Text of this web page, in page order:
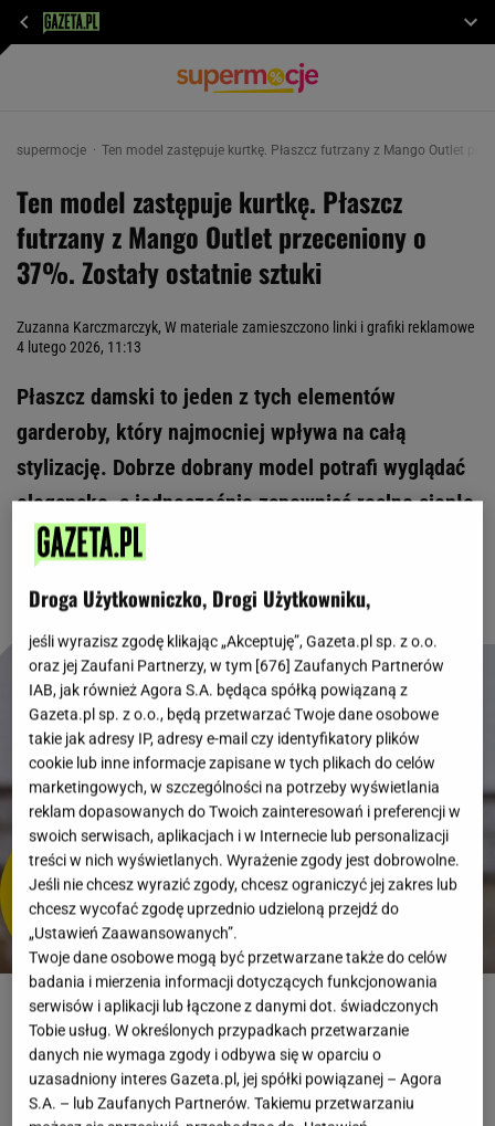
supermocje Ten model zastępuje kurtkę. Płaszcz futrzany z Mango Outlet
Ten model zastępuje kurtkę. Płaszcz
futrzany z Mango Outlet przeceniony o
37%. Zostały ostatnie sztuki
Zuzanna Karczmarczyk, W materiale zamieszczono linki i grafiki reklamowe
4 lutego 2026, 11:13
Płaszcz damski to jeden z tych elementów
garderoby, który najmocniej wpływa na całą
stylizację. Dobrze dobrany model potrafi wyglądać
elegancko, a jednocześnie zapewniać realne ciepło
w chłodne dni.
pl.freepik.com, senivpetro
OTWÓRZ GALERIĘ (3)
Choć trendy zmieniają się co sezon, płaszcze
Droga Użytkowniczko, Drogi Użytkowniku,
jeśli wyrazisz zgodę klikając „Akceptuję”, Gazeta.pl sp. z o.o.
oraz jej Zaufani Partnerzy, w tym [676] Zaufanych Partnerów
IAB, jak również Agora S.A. będąca spółką powiązaną z
Gazeta.pl sp. z o.o., będą przetwarzać Twoje dane osobowe
takie jak adresy IP, adresy e-mail czy identyfikatory plików
cookie lub inne informacje zapisane w tych plikach do celów
marketingowych, w szczególności na potrzeby wyświetlania
reklam dopasowanych do Twoich zainteresowań i preferencji w
swoich serwisach, aplikacjach i w Internecie lub personalizacji
treści w nich wyświetlanych. Wyrażenie zgody jest dobrowolne.
Jeśli nie chcesz wyrazić zgody, chcesz ograniczyć jej zakres lub
chcesz wycofać zgodę uprzednio udzieloną przejdź do
„Ustawień Zaawansowanych”.
Twoje dane osobowe mogą być przetwarzane także do celów
badania i mierzenia informacji dotyczących funkcjonowania
serwisów i aplikacji lub łączone z danymi dot. świadczonych
Tobie usług. W określonych przypadkach przetwarzanie
danych nie wymaga zgody i odbywa się w oparciu o
uzasadniony interes Gazeta.pl, jej spółki powiązanej – Agora
S.A. – lub Zaufanych Partnerów. Takiemu przetwarzaniu